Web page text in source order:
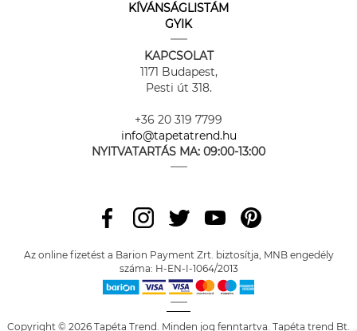
KÍVÁNSÁGLISTÁM
GYIK
KAPCSOLAT
1171 Budapest,
Pesti út 318.
+36 20 319 7799
info@tapetatrend.hu
NYITVATARTÁS MA: 09:00-13:00
Az online fizetést a Barion Payment Zrt. biztosítja, MNB engedély
száma: H-EN-I-1064/2013
Copyright © 2026 Tapéta Trend. Minden jog fenntartva. Tapéta trend Bt.